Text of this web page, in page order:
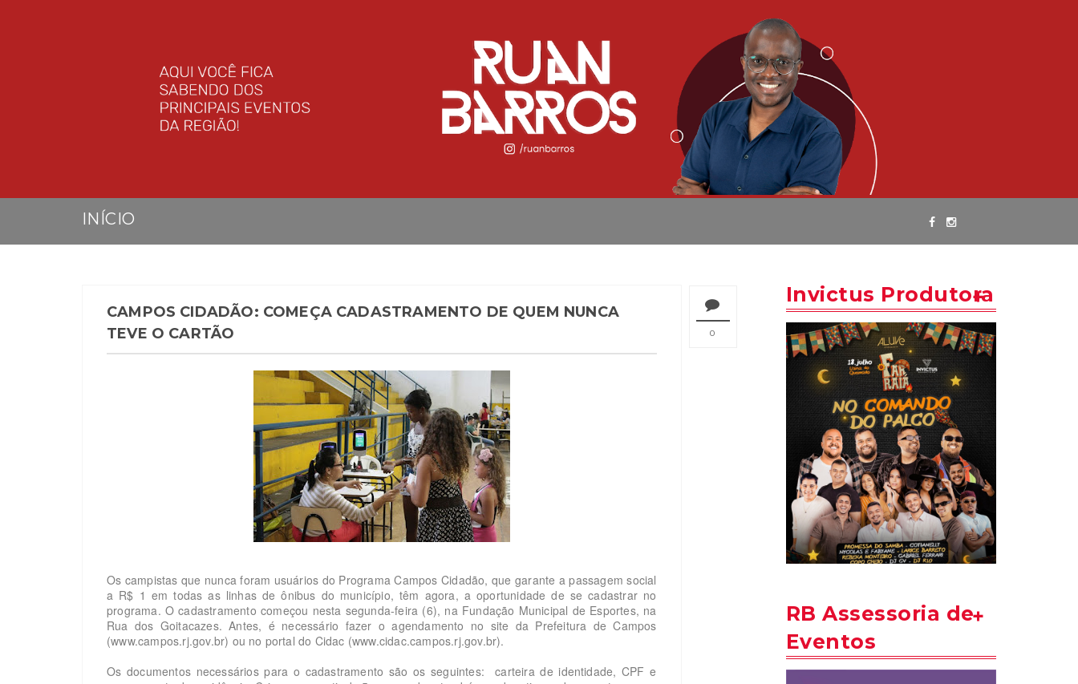
INÍCIO
0
CAMPOS CIDADÃO: COMEÇA CADASTRAMENTO DE QUEM NUNCA
TEVE O CARTÃO
Os campistas que nunca foram usuários do Programa Campos Cidadão, que garante a passagem social
a R$ 1 em todas as linhas de ônibus do município, têm agora, a oportunidade de se cadastrar no
programa. O cadastramento começou nesta segunda-feira (6), na Fundação Municipal de Esportes, na
Rua dos Goitacazes. Antes, é necessário fazer o agendamento no site da Prefeitura de Campos
(www.campos.rj.gov.br) ou no portal do Cidac (www.cidac.campos.rj.gov.br).
Os documentos necessários para o cadastramento são os seguintes: carteira de identidade, CPF e
Invictus Produtora
RB Assessoria de
Eventos